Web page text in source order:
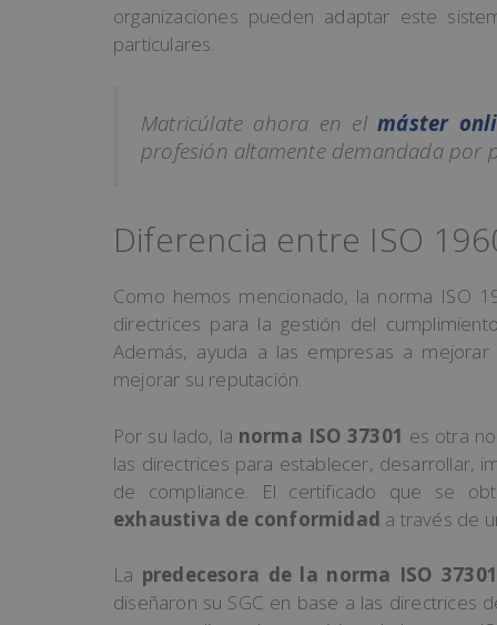
organizaciones pueden adaptar este
particulares.
Matricúlate ahora en elmáster
profesión altamente demandada por
Diferencia entre ISO
Como hemos mencionado, la norma ISO
directrices para la gestión del
Además, ayuda a las empresas a
mejorar su reputación.
Por su lado, la norma ISO 37301 es otra
las directrices para establecer, desarrollar,
de compliance. El certificado que se
exhaustiva de conformidad a través de
La predecesora de la norma ISO
diseñaron su SGC en base a las directrices